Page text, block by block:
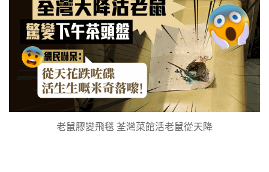
老鼠膠變飛毯 荃灣菜館活老鼠從天降